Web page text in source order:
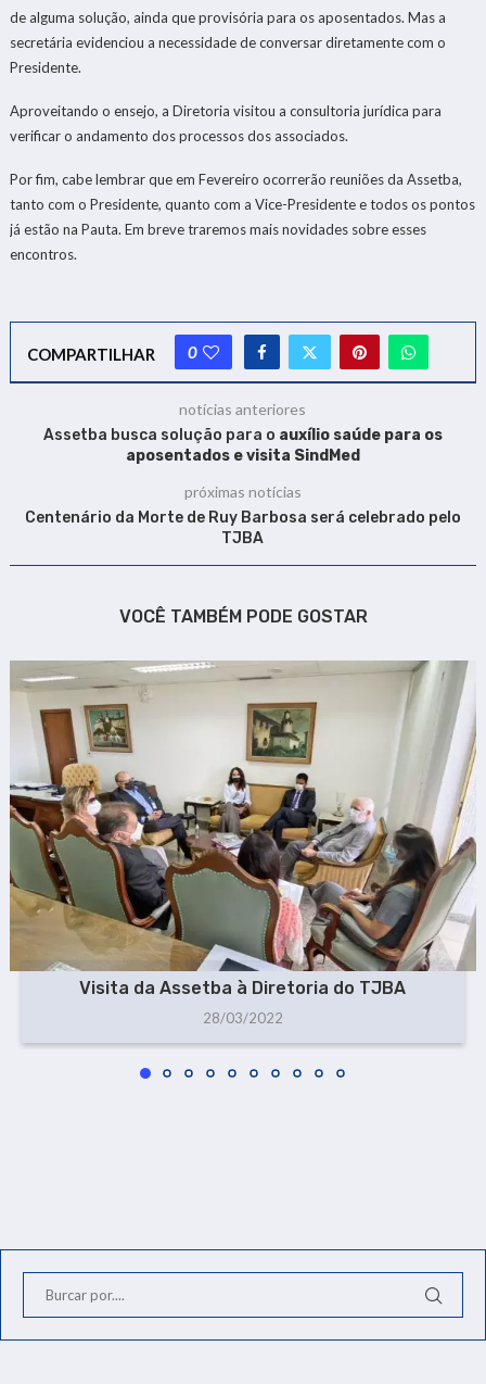
de alguma solução, ainda que provisória para os aposentados. Mas a
secretária evidenciou a necessidade de conversar diretamente com o
Presidente.
Aproveitando o ensejo, a Diretoria visitou a consultoria jurídica para
verificar o andamento dos processos dos associados.
Por fim, cabe lembrar que em Fevereiro ocorrerão reuniões da Assetba,
tanto com o Presidente, quanto com a Vice-Presidente e todos os pontos
já estão na Pauta. Em breve traremos mais novidades sobre esses
encontros.
COMPARTILHAR 0
notícias anteriores
Assetba busca solução para o auxílio saúde para os
aposentados e visita SindMed
próximas notícias
Centenário da Morte de Ruy Barbosa será celebrado pelo
TJBA
VOCÊ TAMBÉM PODE GOSTAR
Visita da Assetba à Diretoria do TJBA
28/03/2022